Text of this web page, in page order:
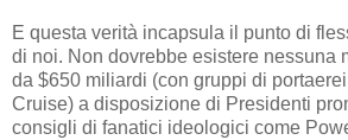
E questa verità incapsula il punto di
di noi. Non dovrebbe esistere nessuna
da $650 miliardi (con gruppi di
Cruise) a disposizione di Presidenti
consigli di fanatici ideologici come